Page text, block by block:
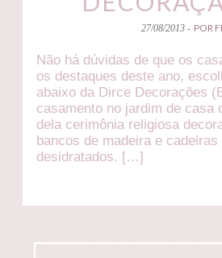
27/08/2013 - POR
Não há dúvidas de que os
os destaques deste ano,
abaixo da Dirce Decorações
casamento no jardim de
dela cerimônia religiosa
bancos de madeira e
desidratados. […]